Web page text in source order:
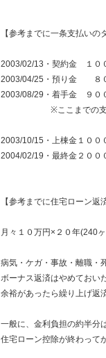
【参考までに一条支払いの
2003/02/13・契約金 １０
2003/04/25・預り金 ８
2003/08/29・着手金 ９０
※ここまでの支払い
2003/10/15・上棟金１０
2004/02/19・最終金２０
【参考までに住宅ローン返
月々１０万円×２０年(240
病気・ケガ・事故・離職・
ボーナス返済はやめておい
余裕があったら繰り上げ返
一般に、金利負担の約半分
住宅ローン控除が終わって